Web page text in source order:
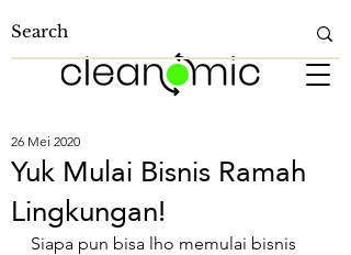
Yuk Mulai Bisnis Ramah
Lingkungan!
26 Mei 2020
Siapa pun bisa lho memulai bisnis